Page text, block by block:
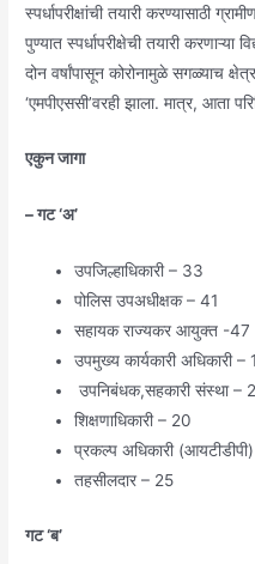
स्पर्धापरीक्षांची तयारी करण्यासाठी
पुण्यात स्पर्धापरीक्षेची तयारी करणाऱ्या
दोन वर्षांपासून कोरोनामुळे सगळ्याच
‘एमपीएससी’वरही झाला. मात्र, आता
एकुन जागा
– गट ‘अ’
उपजिल्हाधिकारी – 33
पोलिस उपअधीक्षक – 41
सहायक राज्यकर आयुक्त -47
उपमुख्य कार्यकारी अधिकारी –
उपनिबंधक,सहकारी संस्था – 2
शिक्षणाधिकारी – 20
प्रकल्प अधिकारी
तहसीलदार – 25
गट ‘ब’